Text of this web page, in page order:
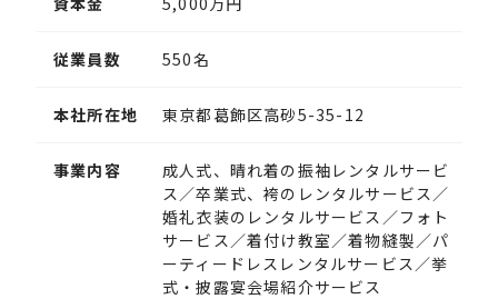
従業員数 550名
本社所在地 東京都葛飾区高砂5-35-12
事業内容
成人式、晴れ着の振袖レンタルサービ
ス／卒業式、袴のレンタルサービス／
婚礼衣装のレンタルサービス／フォト
サービス／着付け教室／着物縫製／パ
ーティードレスレンタルサービス／挙
式・披露宴会場紹介サービス